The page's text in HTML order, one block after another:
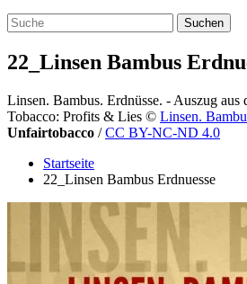
22_Linsen Bambus
Linsen. Bambus. Erdnüsse. - Auszug aus
Tobacco: Profits & Lies © Linsen.
Unfairtobacco /CC BY-NC-ND 4.0
Startseite
22_Linsen Bambus Erdnuesse